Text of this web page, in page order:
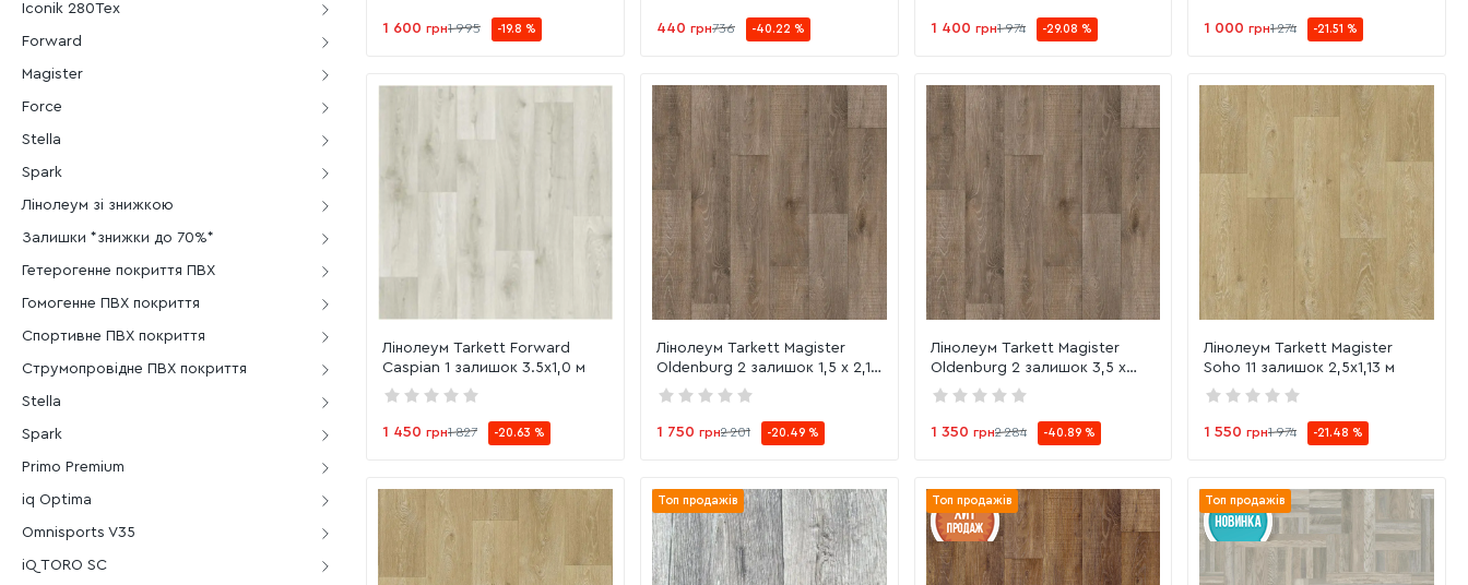
Iconik 280Tex
Forward
Magister
Force
Stella
Spark
Лінолеум зі знижкою
Залишки *знижки до 70%*
Гетерогенне покриття ПВХ
Гомогенне ПВХ покриття
Спортивне ПВХ покриття
Струмопровідне ПВХ покриття
Stella
Spark
Primo Premium
iq Optima
Omnisports V35
iQ TORO SC
1 600 грн1 995 -19.8 % 440 грн736 -40.22 % 1 400 грн1 974 -29.08 % 1 000 грн1 274 -21.51 %
Лінолеум Tarkett Forward
Caspian 1 залишок 3.5х1,0 м
1 450 грн1 827 -20.63 %
Лінолеум Tarkett Magister
Oldenburg 2 залишок 1,5 х 2,1
м
1 750 грн2 201 -20.49 %
Лінолеум Tarkett Magister
Oldenburg 2 залишок 3,5 х
0,96 м
1 350 грн2 284 -40.89 %
Лінолеум Tarkett Magister
Soho 11 залишок 2,5х1,13 м
1 550 грн1 974 -21.48 %
Топ продажів Топ продажів Топ продажів